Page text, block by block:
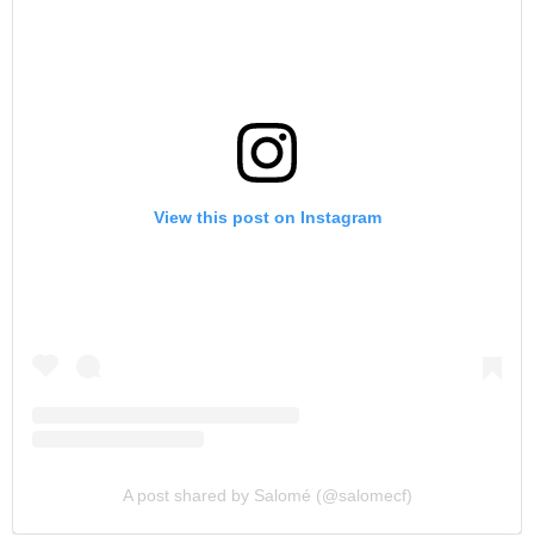
View this post on Instagram
A post shared by Salomé (@salomecf)